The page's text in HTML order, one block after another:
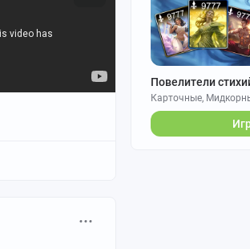
Повелители
Карточные,